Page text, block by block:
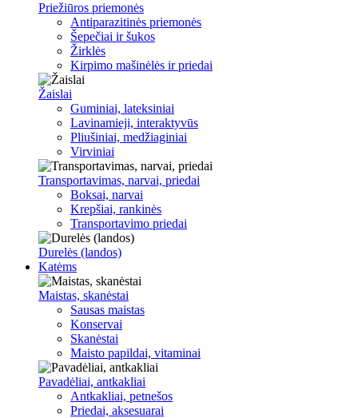
Priežiūros priemonės
Antiparazitinės priemonės
Šepečiai ir šukos
Žirklės
Kirpimo mašinėlės ir priedai
Žaislai
Guminiai, lateksiniai
Lavinamieji, interaktyvūs
Pliušiniai, medžiaginiai
Virviniai
Transportavimas, narvai, priedai
Boksai, narvai
Krepšiai, rankinės
Transportavimo priedai
Durelės (landos)
Katėms
Maistas, skanėstai
Sausas maistas
Konservai
Skanėstai
Maisto papildai, vitaminai
Pavadėliai, antkakliai
Antkakliai, petnešos
Priedai, aksesuarai